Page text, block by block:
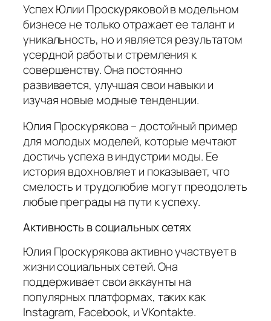
Успех Юлии Проскуряковой в модельном
бизнесе не только отражает ее талант и
уникальность, но и является результатом
усердной работы и стремления к
совершенству. Она постоянно
развивается, улучшая свои навыки и
изучая новые модные тенденции.
Юлия Проскурякова – достойный пример
для молодых моделей, которые мечтают
достичь успеха в индустрии моды. Ее
история вдохновляет и показывает, что
смелость и трудолюбие могут преодолеть
любые преграды на пути к успеху.
Активность в социальных сетях
Юлия Проскурякова активно участвует в
жизни социальных сетей. Она
поддерживает свои аккаунты на
популярных платформах, таких как
Instagram, Facebook, и VKontakte.